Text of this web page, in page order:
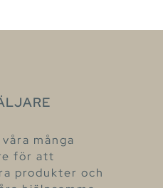
många
för att
produkter och